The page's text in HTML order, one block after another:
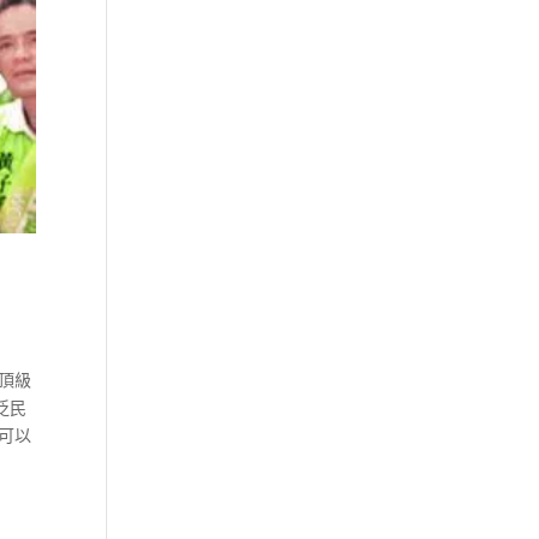
級
民
以